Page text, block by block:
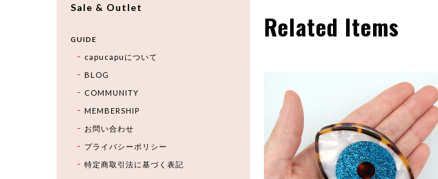
Related Items
Sale & Outlet
GUIDE
capucapuについて
BLOG
COMMUNITY
MEMBERSHIP
お問い合わせ
プライバシーポリシー
特定商取引法に基づく表記